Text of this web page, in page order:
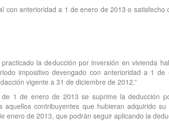
anterioridad a 1 de enero de 2013 o
la deducción por inversión en vivienda
impositivo devengado con anterioridad a 1
vigente a 31 de diciembre de 2012.”
1 de enero de 2013 se suprime la deducción
contribuyentes que hubieran adquirido
enero de 2013, que podrán seguir aplicando la